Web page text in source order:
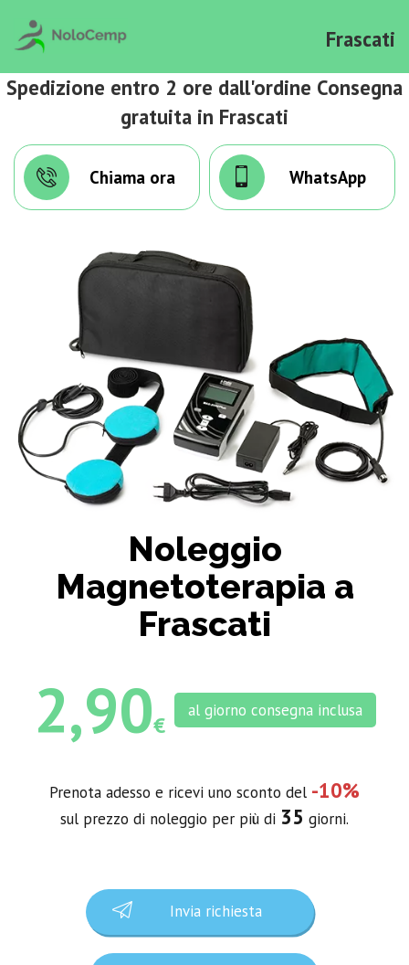
Frascati
Spedizione entro 2 ore dall'ordine Consegna
gratuita in Frascati
Chiama ora WhatsApp
Noleggio
Magnetoterapia a
Frascati
2,90€
al giorno consegna inclusa
Prenota adesso e ricevi uno sconto del -10%
sul prezzo di noleggio per più di 35 giorni.
Invia richiesta